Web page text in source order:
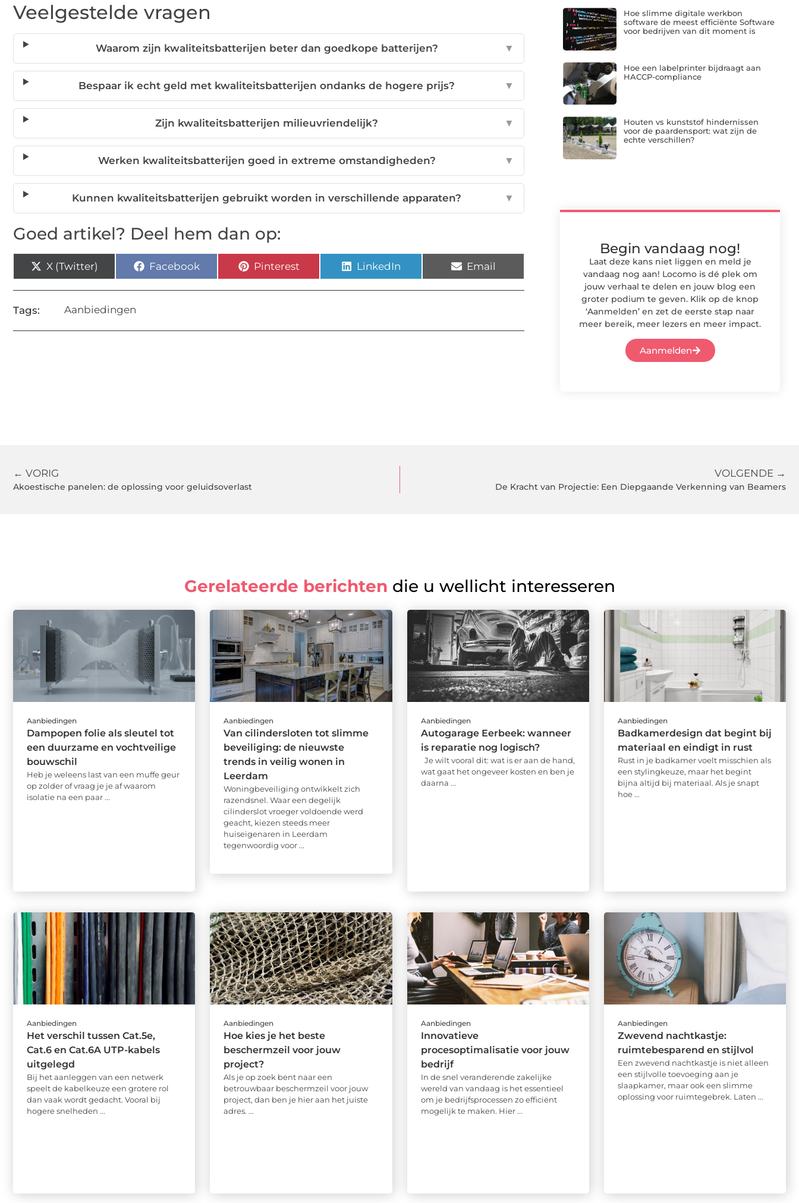
Veelgestelde vragen
Waarom zijn kwaliteitsbatterijen beter dan goedkope batterijen? ▼
Bespaar ik echt geld met kwaliteitsbatterijen ondanks de hogere prijs? ▼
Zijn kwaliteitsbatterijen milieuvriendelijk? ▼
Werken kwaliteitsbatterijen goed in extreme omstandigheden? ▼
Kunnen kwaliteitsbatterijen gebruikt worden in verschillende apparaten? ▼
Goed artikel? Deel hem dan op:
X (Twitter) Facebook Pinterest LinkedIn Email
Tags: Aanbiedingen
Hoe slimme digitale werkbon
software de meest efficiënte Software
voor bedrijven van dit moment is
Hoe een labelprinter bijdraagt aan
HACCP-compliance
Houten vs kunststof hindernissen
voor de paardensport: wat zijn de
echte verschillen?
Begin vandaag nog!
Laat deze kans niet liggen en meld je
vandaag nog aan! Locomo is dé plek om
jouw verhaal te delen en jouw blog een
groter podium te geven. Klik op de knop
‘Aanmelden’ en zet de eerste stap naar
meer bereik, meer lezers en meer impact.
Aanmelden
← VORIG
Akoestische panelen: de oplossing voor geluidsoverlast
VOLGENDE →
De Kracht van Projectie: Een Diepgaande Verkenning van Beamers
Gerelateerde berichten die u wellicht interesseren
Aanbiedingen
Dampopen folie als sleutel tot
een duurzame en vochtveilige
bouwschil
Heb je weleens last van een muffe geur
op zolder of vraag je je af waarom
isolatie na een paar ...
Aanbiedingen
Van cilindersloten tot slimme
beveiliging: de nieuwste
trends in veilig wonen in
Leerdam
Woningbeveiliging ontwikkelt zich
razendsnel. Waar een degelijk
cilinderslot vroeger voldoende werd
geacht, kiezen steeds meer
huiseigenaren in Leerdam
tegenwoordig voor ...
Aanbiedingen
Autogarage Eerbeek: wanneer
is reparatie nog logisch?
Je wilt vooral dit: wat is er aan de hand,
wat gaat het ongeveer kosten en ben je
daarna ...
Aanbiedingen
Badkamerdesign dat begint bij
materiaal en eindigt in rust
Rust in je badkamer voelt misschien als
een stylingkeuze, maar het begint
bijna altijd bij materiaal. Als je snapt
hoe ...
Aanbiedingen
Het verschil tussen Cat.5e,
Cat.6 en Cat.6A UTP-kabels
uitgelegd
Bij het aanleggen van een netwerk
speelt de kabelkeuze een grotere rol
dan vaak wordt gedacht. Vooral bij
hogere snelheden ...
Aanbiedingen
Hoe kies je het beste
beschermzeil voor jouw
project?
Als je op zoek bent naar een
betrouwbaar beschermzeil voor jouw
project, dan ben je hier aan het juiste
adres. ...
Aanbiedingen
Innovatieve
procesoptimalisatie voor jouw
bedrijf
In de snel veranderende zakelijke
wereld van vandaag is het essentieel
om je bedrijfsprocessen zo efficiënt
mogelijk te maken. Hier ...
Aanbiedingen
Zwevend nachtkastje:
ruimtebesparend en stijlvol
Een zwevend nachtkastje is niet alleen
een stijlvolle toevoeging aan je
slaapkamer, maar ook een slimme
oplossing voor ruimtegebrek. Laten ...